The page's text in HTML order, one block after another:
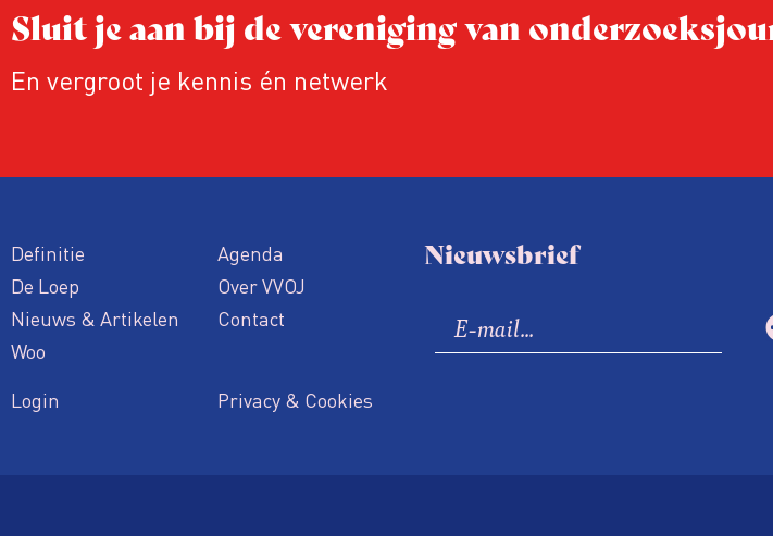
Sluit je aan bij de vereniging van
En vergroot je kennis én netwerk
Definitie
De Loep
Nieuws & Artikelen
Woo
Agenda
Over VVOJ
Contact
Login Privacy & Cookies
Nieuwsbrief